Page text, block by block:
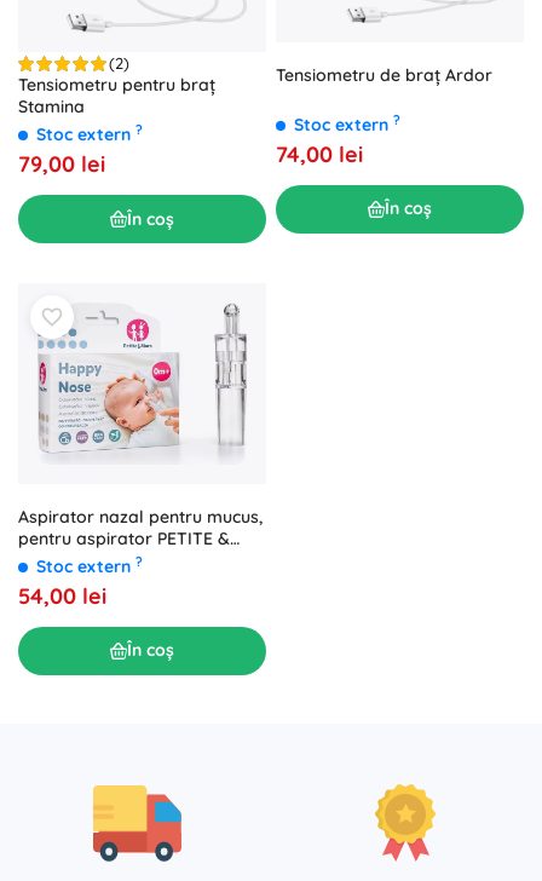
(2)
Tensiometru pentru braț
Stamina
Stoc extern ?
79,00 lei
În coș
Tensiometru de braț Ardor
Stoc extern ?
74,00 lei
În coș
Aspirator nazal pentru mucus,
pentru aspirator PETITE &
MARS Happy Nose 0 m+
Stoc extern ?
54,00 lei
În coș